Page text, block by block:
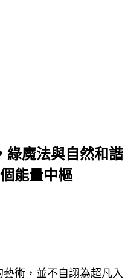
綠魔法與自然和諧
能量中樞
術，並不自詡為超凡入